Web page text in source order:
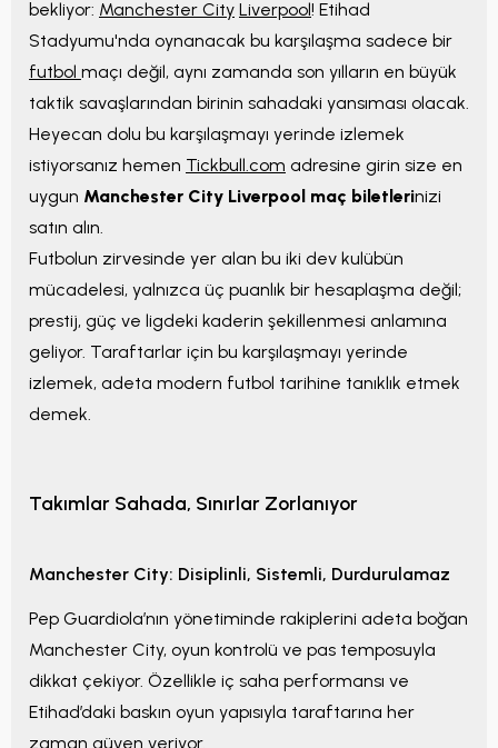
bekliyor: Manchester City Liverpool! Etihad
Stadyumu'nda oynanacak bu karşılaşma sadece bir
futbol maçı değil, aynı zamanda son yılların en büyük
taktik savaşlarından birinin sahadaki yansıması olacak.
Heyecan dolu bu karşılaşmayı yerinde izlemek
istiyorsanız hemen Tickbull.com adresine girin size en
uygun Manchester City Liverpool maç biletlerinizi
satın alın.
Futbolun zirvesinde yer alan bu iki dev kulübün
mücadelesi, yalnızca üç puanlık bir hesaplaşma değil;
prestij, güç ve ligdeki kaderin şekillenmesi anlamına
geliyor. Taraftarlar için bu karşılaşmayı yerinde
izlemek, adeta modern futbol tarihine tanıklık etmek
demek.
Takımlar Sahada, Sınırlar Zorlanıyor
Manchester City: Disiplinli, Sistemli, Durdurulamaz
Pep Guardiola’nın yönetiminde rakiplerini adeta boğan
Manchester City, oyun kontrolü ve pas temposuyla
dikkat çekiyor. Özellikle iç saha performansı ve
Etihad’daki baskın oyun yapısıyla taraftarına her
zaman güven veriyor.